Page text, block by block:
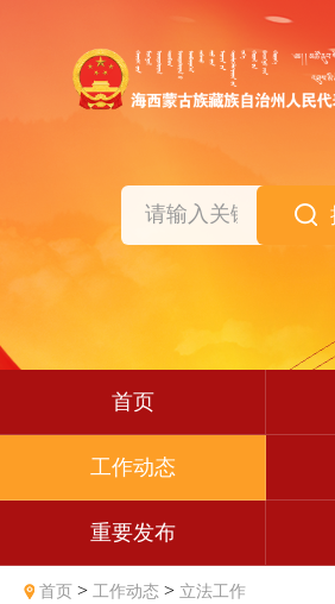
首页
工作动态
重要发布
首页 > 工作动态 > 立法工作